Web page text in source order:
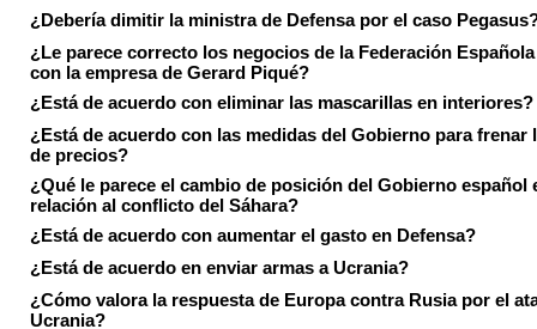
¿Debería dimitir la ministra de Defensa por el caso
¿Le parece correcto los negocios de la Federación
con la empresa de Gerard Piqué?
¿Está de acuerdo con eliminar las mascarillas en interiores?
¿Está de acuerdo con las medidas del Gobierno para frenar
de precios?
¿Qué le parece el cambio de posición del Gobierno español
relación al conflicto del Sáhara?
¿Está de acuerdo con aumentar el gasto en Defensa?
¿Está de acuerdo en enviar armas a Ucrania?
¿Cómo valora la respuesta de Europa contra Rusia por el
Ucrania?